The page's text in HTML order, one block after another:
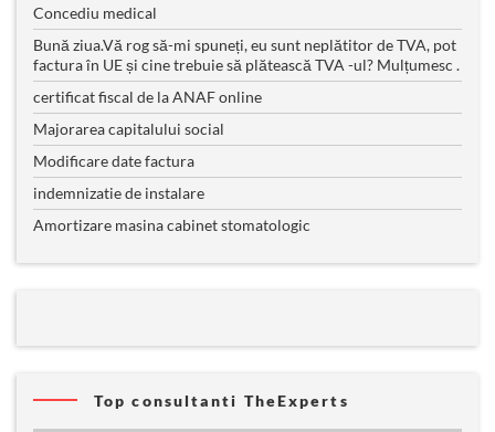
Concediu medical
Bună ziua.Vă rog să-mi spuneți, eu sunt neplătitor de TVA, pot
factura în UE și cine trebuie să plătească TVA -ul? Mulțumesc .
certificat fiscal de la ANAF online
Majorarea capitalului social
Modificare date factura
indemnizatie de instalare
Amortizare masina cabinet stomatologic
Top consultanti TheExperts